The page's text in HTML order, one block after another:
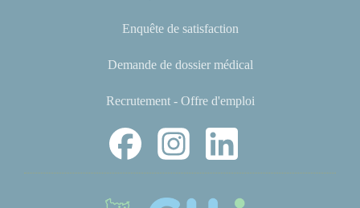
Enquête de satisfaction
Demande de dossier médical
Recrutement - Offre d'emploi